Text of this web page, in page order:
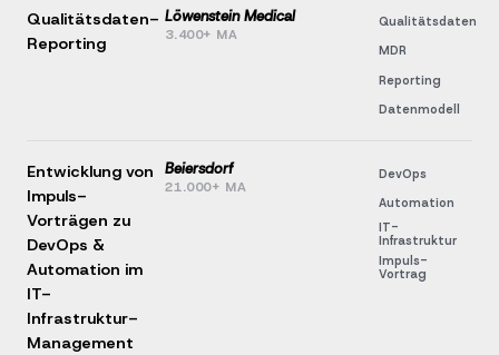
Qualitätsdaten-
Reporting
Löwenstein Medical
3.400+ MA
Qualitätsdaten
MDR
Reporting
Datenmodell
Entwicklung von
Impuls-
Vorträgen zu
DevOps &
Automation im
IT-
Infrastruktur-
Management
Beiersdorf
21.000+ MA
DevOps
Automation
IT-
Infrastruktur
Impuls-
Vortrag